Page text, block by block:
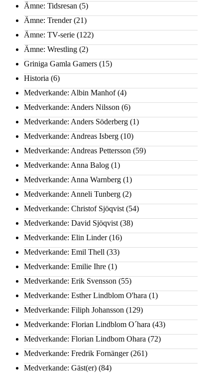
Ämne: Tidsresan (5)
Ämne: Trender(21)
Ämne: TV-serie (122)
Ämne: Wrestling (2)
Griniga Gamla Gamers (15)
Historia (6)
Medverkande: Albin Manhof(4)
Medverkande: Anders Nilsson (6)
Medverkande: Anders Söderberg (1)
Medverkande: Andreas Isberg (10)
Medverkande: Andreas Pettersson (59)
Medverkande: Anna Balog (1)
Medverkande: Anna Warnberg (1)
Medverkande: Anneli Tunberg (2)
Medverkande: Christof Sjöqvist (54)
Medverkande: David Sjöqvist (38)
Medverkande: Elin Linder(16)
Medverkande: Emil Thell (33)
Medverkande: Emilie Ihre (1)
Medverkande: Erik Svensson (55)
Medverkande: Esther Lindblom O'hara (1)
Medverkande: Filiph Johansson (129)
Medverkande: Florian Lindblom O´hara (43)
Medverkande: Florian Lindbom Ohara (72)
Medverkande: Fredrik Fornänger(261)
Medverkande: Gäst(er) (84)